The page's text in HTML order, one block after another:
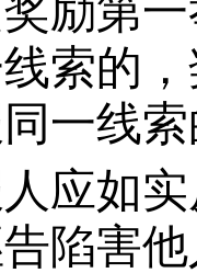
励第
索的
一线
人应如
陷害